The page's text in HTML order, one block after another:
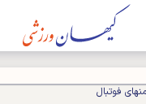
منهای فوتبال